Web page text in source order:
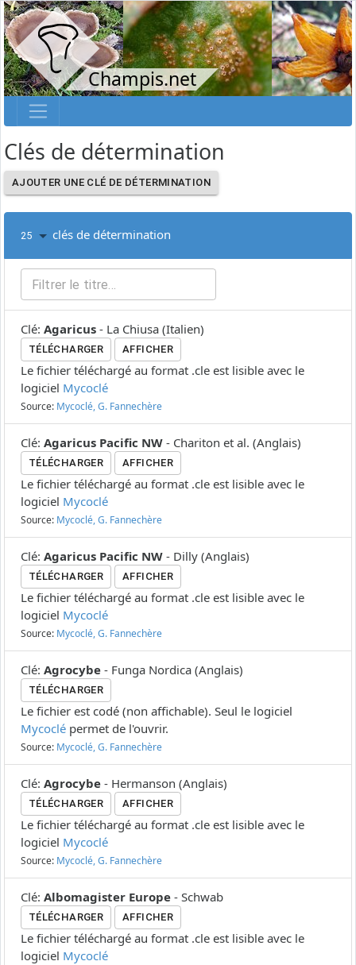
Champis.net
Clés de détermination
AJOUTER UNE CLÉ DE DÉTERMINATION
25 clés de détermination
Clé: Agaricus - La Chiusa (Italien)
TÉLÉCHARGER AFFICHER
Le fichier téléchargé au format .cle est lisible avec le
logiciel Mycoclé
Source: Mycoclé, G. Fannechère
Clé: Agaricus Pacific NW - Chariton et al. (Anglais)
TÉLÉCHARGER AFFICHER
Le fichier téléchargé au format .cle est lisible avec le
logiciel Mycoclé
Source: Mycoclé, G. Fannechère
Clé: Agaricus Pacific NW - Dilly (Anglais)
TÉLÉCHARGER AFFICHER
Le fichier téléchargé au format .cle est lisible avec le
logiciel Mycoclé
Source: Mycoclé, G. Fannechère
Clé: Agrocybe - Funga Nordica (Anglais)
TÉLÉCHARGER
Le fichier est codé (non affichable). Seul le logiciel
Mycoclé permet de l'ouvrir.
Source: Mycoclé, G. Fannechère
Clé: Agrocybe - Hermanson (Anglais)
TÉLÉCHARGER AFFICHER
Le fichier téléchargé au format .cle est lisible avec le
logiciel Mycoclé
Source: Mycoclé, G. Fannechère
Clé: Albomagister Europe - Schwab
TÉLÉCHARGER AFFICHER
Le fichier téléchargé au format .cle est lisible avec le
logiciel Mycoclé